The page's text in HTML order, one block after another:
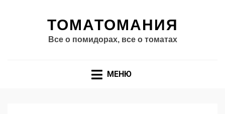
ТОМАТОМАНИЯ
Все о помидорах, все о томатах
МЕНЮ